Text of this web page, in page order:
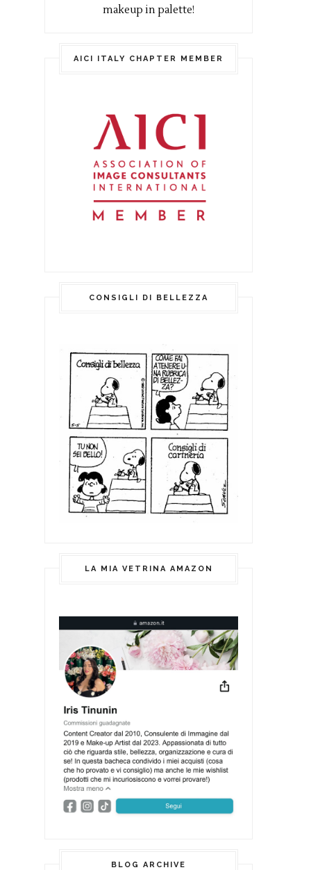
makeup in palette!
AICI ITALY CHAPTER MEMBER
CONSIGLI DI BELLEZZA
LA MIA VETRINA AMAZON
BLOG ARCHIVE